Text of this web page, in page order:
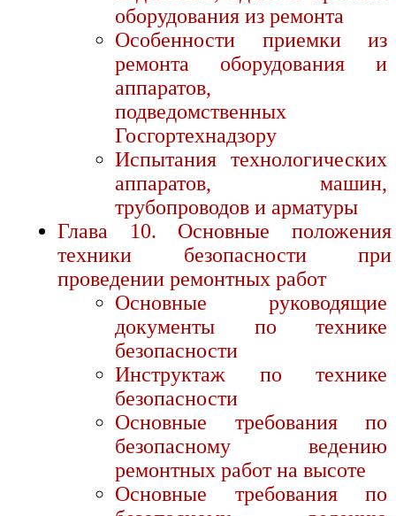
оборудования из ремонта
Особенности приемки из
ремонта оборудования и
аппаратов,
подведомственных
Госгортехнадзору
Испытания технологических
аппаратов, машин,
трубопроводов и арматуры
Глава 10. Основные положения
техники безопасности при
проведении ремонтных работ
Основные руководящие
документы по технике
безопасности
Инструктаж по технике
безопасности
Основные требования по
безопасному ведению
ремонтных работ на высоте
Основные требования по